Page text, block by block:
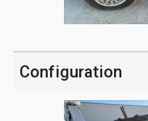
Configuration